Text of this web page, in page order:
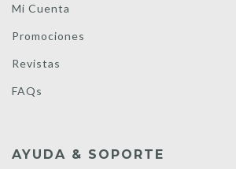
Mi Cuenta
Promociones
Revistas
FAQs
AYUDA & SOPORTE